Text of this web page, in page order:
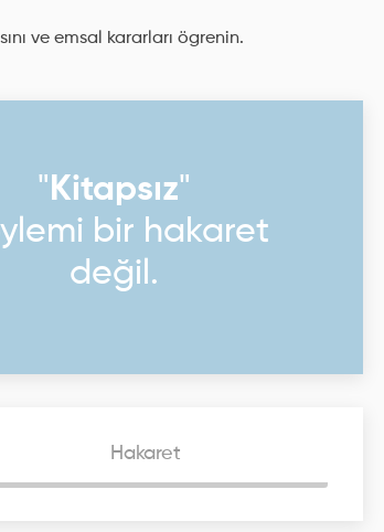
ve emsal kararları ögrenin.
" Kitapsız"
bir hakaret
değil.
Hakaret